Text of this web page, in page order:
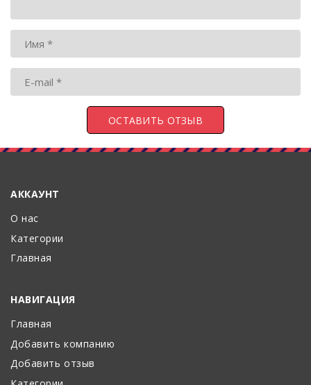
АККАУНТ
О нас
Категории
Главная
НАВИГАЦИЯ
Главная
Добавить компанию
Добавить отзыв